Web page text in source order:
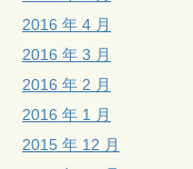
2016 年 4 月
2016 年 3 月
2016 年 2 月
2016 年 1 月
2015 年 12 月